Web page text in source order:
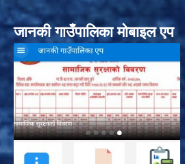
जानकी गाउँपालिका मोबाइल एप